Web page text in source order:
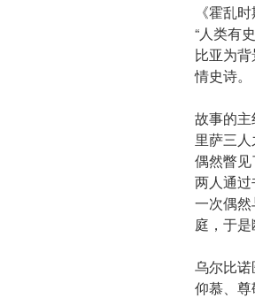
《霍乱
“人类有
比亚为
情史诗。
故事的主
里萨三
偶然瞥见
两人通
一次偶
庭，于
乌尔比
仰慕、